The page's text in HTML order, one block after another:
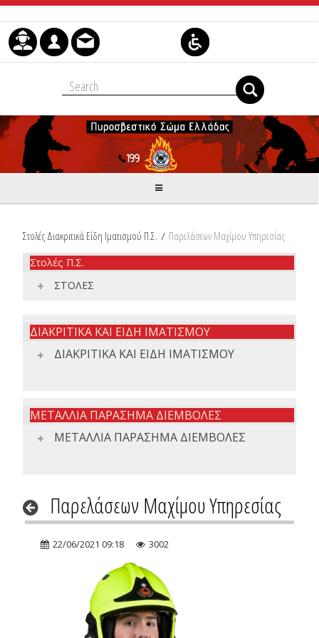
Skip to Content
Στολές Διακριτικά Είδη Ιματισμού Π.Σ. / Παρελάσεων Μαχίμου Υπηρεσίας
Στολές Π.Σ.
ΣΤΟΛΕΣ
ΔΙΑΚΡΙΤΙΚΑ ΚΑΙ ΕΙΔΗ ΙΜΑΤΙΣΜΟΥ
ΔΙΑΚΡΙΤΙΚΑ ΚΑΙ ΕΙΔΗ ΙΜΑΤΙΣΜΟΥ
ΜΕΤΑΛΛΙΑ ΠΑΡΑΣΗΜΑ ΔΙΕΜΒΟΛΕΣ
ΜΕΤΑΛΛΙΑ ΠΑΡΑΣΗΜΑ ΔΙΕΜΒΟΛΕΣ
Παρελάσεων Μαχίμου Υπηρεσίας
22/06/2021 09:18 3002